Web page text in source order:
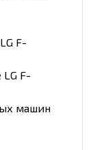
F-
F-
машин